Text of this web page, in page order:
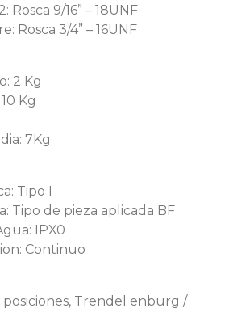
Rosca 9/16” – 18UNF
Rosca 3/4” – 16UNF
2 Kg
Kg
7Kg
Tipo I
Tipo de pieza aplicada BF
IPX0
Continuo
posiciones, Trendel enburg /